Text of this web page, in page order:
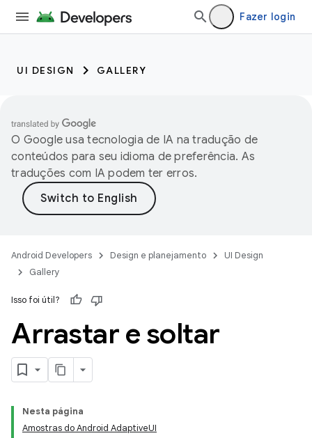
Fazer login
UI DESIGN GALLERY
O Google usa tecnologia de IA na tradução de
conteúdos para seu idioma de preferência. As
traduções com IA podem ter erros.
Android Developers Design e planejamento
UI Design
Gallery
Isso foi útil?
Arrastar e soltar
Nesta página
Amostras do Android AdaptiveUI